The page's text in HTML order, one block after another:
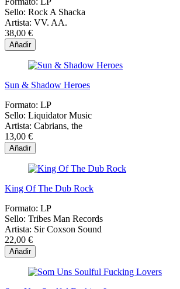
Sello: Rock A Shacka
Artista: VV. AA.
38,00 €
Añadir
Sun & Shadow Heroes
Formato: LP
Sello: Liquidator Music
Artista: Cabrians, the
13,00 €
Añadir
King Of The Dub Rock
Formato: LP
Sello: Tribes Man Records
Artista: Sir Coxson Sound
22,00 €
Añadir